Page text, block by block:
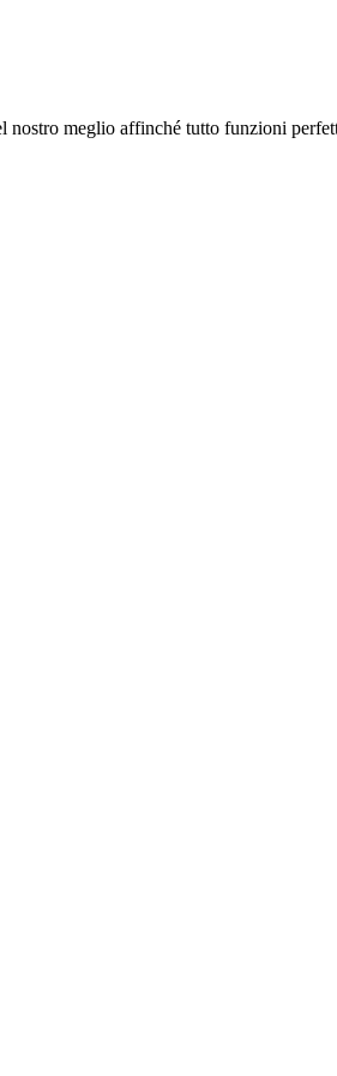
nostro meglio affinché tutto funzioni